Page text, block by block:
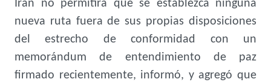
Irán no permitirá que se establezca ninguna
nueva ruta fuera de sus propias disposiciones
del estrecho de conformidad con un
memorándum de entendimiento de paz
firmado recientemente, informó, y agregó que